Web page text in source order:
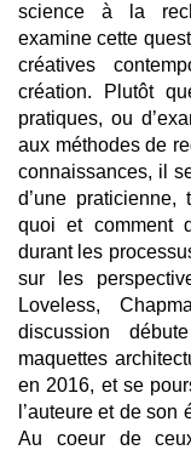
science à la
examine cette
créatives
création. Plutôt
pratiques, ou
aux méthodes de
connaissances, il
d’une
quoi et comment
durant les
sur les
Loveless,
discussion
maquettes
en 2016, et se
l’auteure et de
Au coeur de